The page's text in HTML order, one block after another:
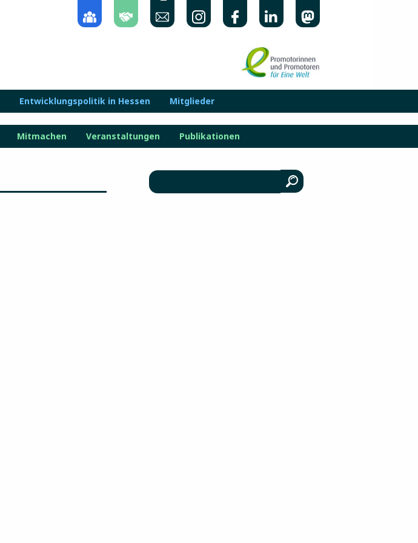
Entwicklungspolitik in Hessen Mitglieder
Mitmachen Veranstaltungen Publikationen